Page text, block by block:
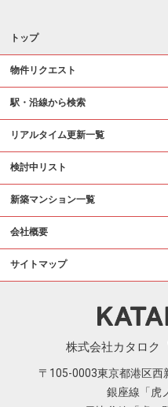
トップ
物件リクエスト
駅・沿線から検索
リアルタイム更新一覧
検討中リスト
新築マンション一覧
会社概要
サイトマップ
株式会社カタロク
〒105-0003東京都港区
銀座線「虎